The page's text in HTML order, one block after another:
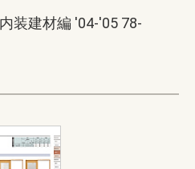
装建材編 '04-'05 78-